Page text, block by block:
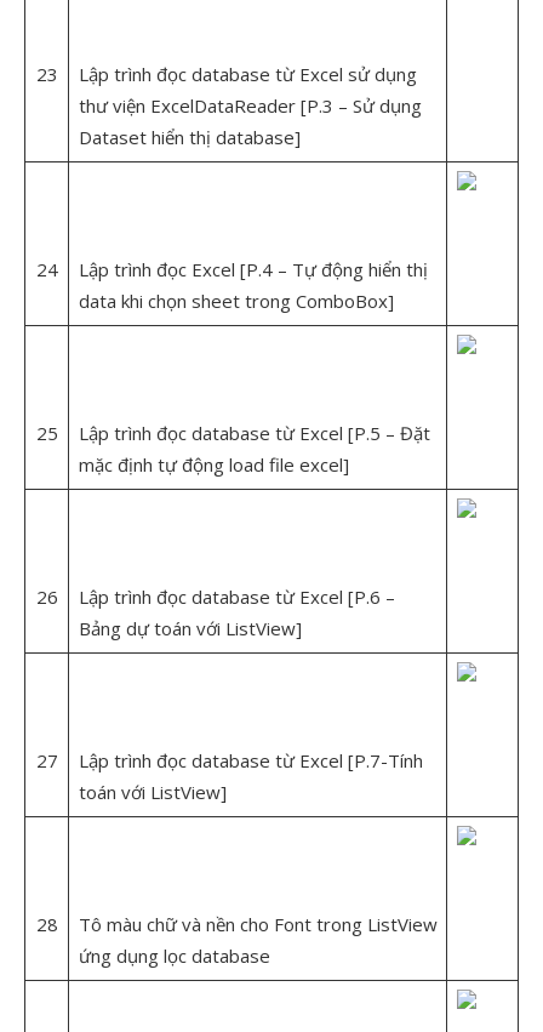
23
Lập trình đọc database từ Excel sử dụng
thư viện ExcelDataReader [P.3 – Sử dụng
Dataset hiển thị database]
24
Lập trình đọc Excel [P.4 – Tự động hiển thị
data khi chọn sheet trong ComboBox]
25
Lập trình đọc database từ Excel [P.5 – Đặt
mặc định tự động load file excel]
26
Lập trình đọc database từ Excel [P.6 –
Bảng dự toán với ListView]
27
Lập trình đọc database từ Excel [P.7-Tính
toán với ListView]
28
Tô màu chữ và nền cho Font trong ListView
ứng dụng lọc database